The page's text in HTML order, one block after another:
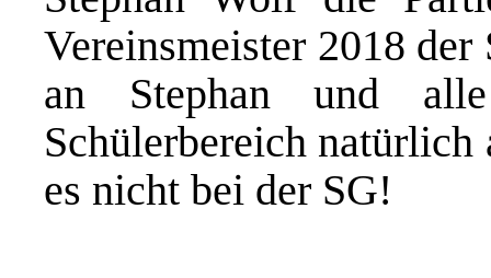
Vereinsmeister 2018
an Stephan und
Schülerbereich
es nicht bei der SG!